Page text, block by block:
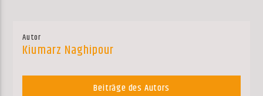
Autor
Kiumarz Naghipour
Beiträge des Autors